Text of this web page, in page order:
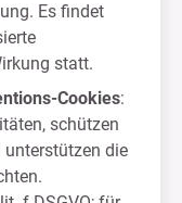
Es findet
statt.
Cookies:
schützen
die